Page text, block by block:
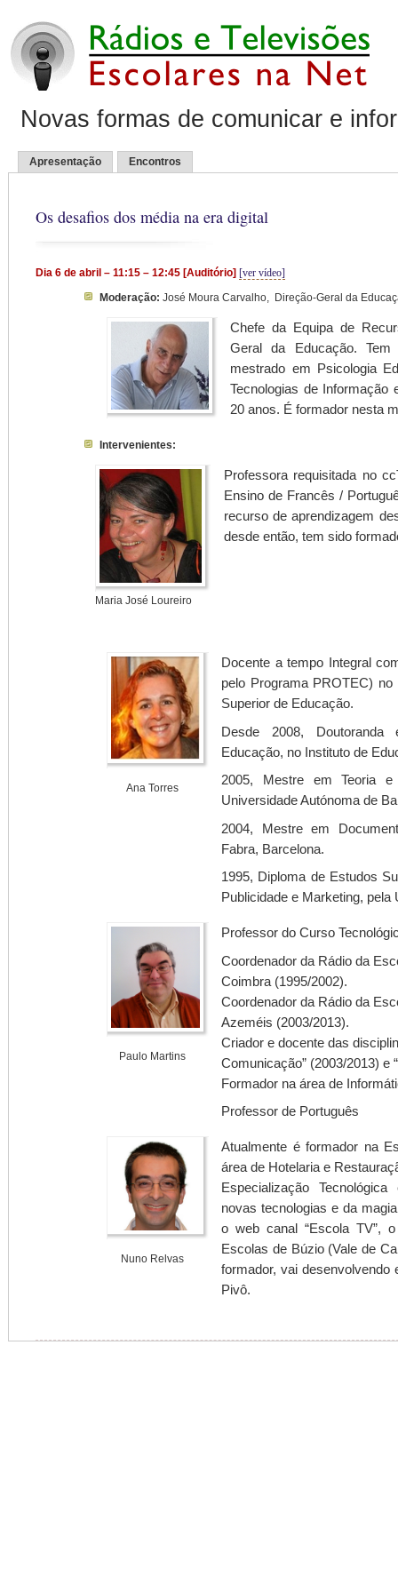
Novas formas de comunicar e
Apresentação Encontros
Os desafios dos média na era digital
Dia 6 de abril – 11:15 – 12:45 [Auditório] [ver vídeo]
Moderação: José Moura Carvalho, Direção-Geral da
Chefe da Equipa de
Geral da Educação.
mestrado em Psicologia
Tecnologias de
20 anos. É formador nesta
Intervenientes:
Maria José Loureiro
Professora requisitada no
Ensino de Francês /
recurso de aprendizagem
desde então, tem sido
Ana Torres
Docente a tempo Integral
pelo Programa PROTEC) no
Superior de Educação.
Desde 2008, Doutoranda
Educação, no Instituto de
2005, Mestre em Teoria
Universidade Autónoma de
2004, Mestre em
Fabra, Barcelona.
1995, Diploma de Estudos
Publicidade e Marketing, pela
Paulo Martins
Professor do Curso
Coordenador da Rádio da
Coimbra (1995/2002).
Coordenador da Rádio da
Azeméis (2003/2013).
Criador e docente das
Comunicação” (2003/2013) e
Formador na área de
Professor de Português
Nuno Relvas
Atualmente é formador na
área de Hotelaria e
Especialização
novas tecnologias e da
o web canal “Escola TV”,
Escolas de Búzio (Vale de
formador, vai
Pivô.